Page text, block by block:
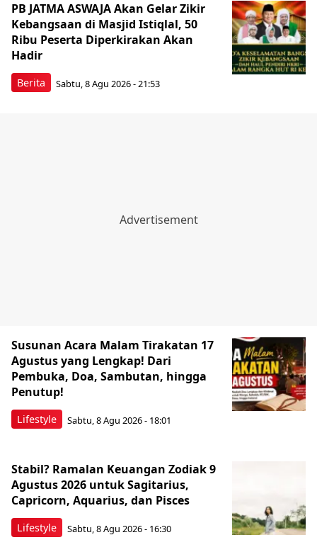
Berita
PB JATMA ASWAJA Akan Gelar Zikir
Kebangsaan di Masjid Istiqlal, 50
Ribu Peserta Diperkirakan Akan
Hadir
Sabtu, 8 Agu 2026 - 21:53
Lifestyle
Susunan Acara Malam Tirakatan 17
Agustus yang Lengkap! Dari
Pembuka, Doa, Sambutan, hingga
Penutup!
Sabtu, 8 Agu 2026 - 18:01
Lifestyle
Stabil? Ramalan Keuangan Zodiak 9
Agustus 2026 untuk Sagitarius,
Capricorn, Aquarius, dan Pisces
Sabtu, 8 Agu 2026 - 16:30